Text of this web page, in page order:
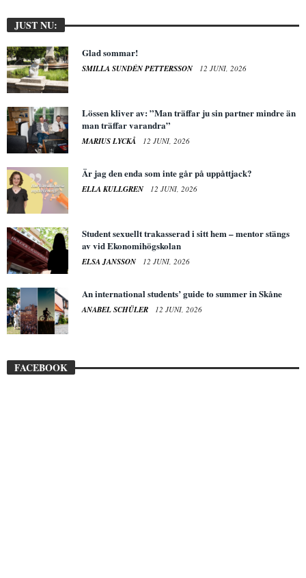
JUST NU:
Glad sommar!
SMILLA SUNDÉN PETTERSSON 12 JUNI, 2026
Lössen kliver av: ”Man träffar ju sin partner mindre än
man träffar varandra”
MARIUS LYCKÅ 12 JUNI, 2026
Är jag den enda som inte går på uppåttjack?
ELLA KULLGREN 12 JUNI, 2026
Student sexuellt trakasserad i sitt hem – mentor stängs
av vid Ekonomihögskolan
ELSA JANSSON 12 JUNI, 2026
An international students’ guide to summer in Skåne
ANABEL SCHÜLER 12 JUNI, 2026
FACEBOOK